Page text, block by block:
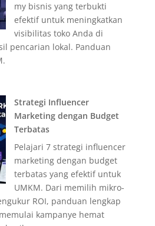
my bisnis yang terbukti
efektif untuk meningkatkan
visibilitas toko Anda di
pencarian lokal. Panduan
Strategi Influencer
Marketing dengan Budget
Terbatas
Pelajari 7 strategi influencer
marketing dengan budget
terbatas yang efektif untuk
UMKM. Dari memilih mikro-
ROI, panduan lengkap
kampanye hemat